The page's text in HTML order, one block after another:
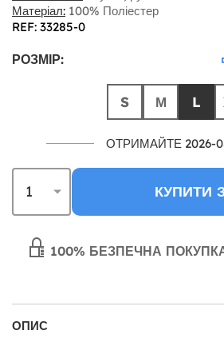
Матеріал: 100% Поліестер
REF: 33285-0
РОЗМІР:
S М L
ОТРИМАЙТЕ 2026-
КУПИТИ
100% БЕЗПЕЧНА
ОПИС